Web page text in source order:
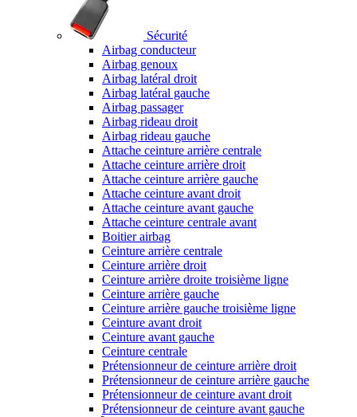
Sécurité
Airbag conducteur
Airbag genoux
Airbag latéral droit
Airbag latéral gauche
Airbag passager
Airbag rideau droit
Airbag rideau gauche
Attache ceinture arrière centrale
Attache ceinture arrière droit
Attache ceinture arrière gauche
Attache ceinture avant droit
Attache ceinture avant gauche
Attache ceinture centrale avant
Boitier airbag
Ceinture arrière centrale
Ceinture arrière droit
Ceinture arrière droite troisième ligne
Ceinture arrière gauche
Ceinture arrière gauche troisième ligne
Ceinture avant droit
Ceinture avant gauche
Ceinture centrale
Prétensionneur de ceinture arrière droit
Prétensionneur de ceinture arrière gauche
Prétensionneur de ceinture avant droit
Prétensionneur de ceinture avant gauche